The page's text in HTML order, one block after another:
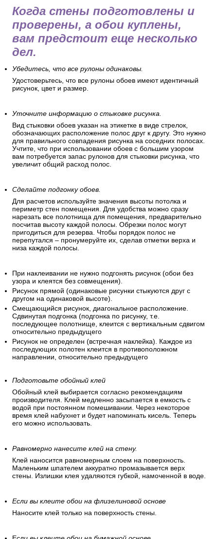
Когда стены подготовлены и
проверены, а обои куплены,
вам предстоит еще несколько
дел.
Убедитесь, что все рулоны одинаковы.
Удостоверьтесь, что все рулоны обоев имеют идентичный
рисунок, цвет и размер.
Уточните информацию о стыковке рисунка.
Вид стыковки обоев указан на этикетке в виде стрелок,
обозначающих расположение полос друг к другу. Это нужно
для правильного совпадения рисунка на соседних полосах.
Учтите, что при использовании обоев с большим узором
вам потребуется запас рулонов для стыковки рисунка, что
увеличит общий расход полос.
Сделайте подгонку обоев.
Для расчетов используйте значения высоты потолка и
периметр стен помещения. Для удобства можно сразу
нарезать все полотнища для помещения, предварительно
посчитав высоту каждой полосы. Обрезки полос могут
пригодиться для резерва. Чтобы порядок полос не
перепутался – пронумеруйте их, сделав отметки верха и
низа каждой полосы.
При наклеивании не нужно подгонять рисунок (обои без
узора и клеятся без совмещения).
Рисунок прямой (одинаковые рисунки стыкуются друг с
другом на одинаковой высоте).
Смещающийся рисунок, диагональное расположение.
Сдвинутая подгонка (подгонка по рисунку, т.е.
последующее полотнище, клеится с вертикальным сдвигом
относительно предыдущего
Рисунок не определен (встречная наклейка). Каждое из
последующих полотен клеится в противоположном
направлении, относительно предыдущего
Подготовьте обойный клей
Обойный клей выбирается согласно рекомендациям
производителя. Клей медленно засыпается в емкость с
водой при постоянном помешивании. Через некоторое
время клей набухнет и будет напоминать кисель. Теперь
его можно использовать.
Равномерно нанесите клей на стену.
Клей наносится равномерным слоем на поверхность.
Маленьким шпателем аккуратно промазывается верх
стены. Излишки клея удаляются губкой, намоченной в воде.
Если вы клеите обои на флизелиновой основе
Наносите клей только на поверхность стены.